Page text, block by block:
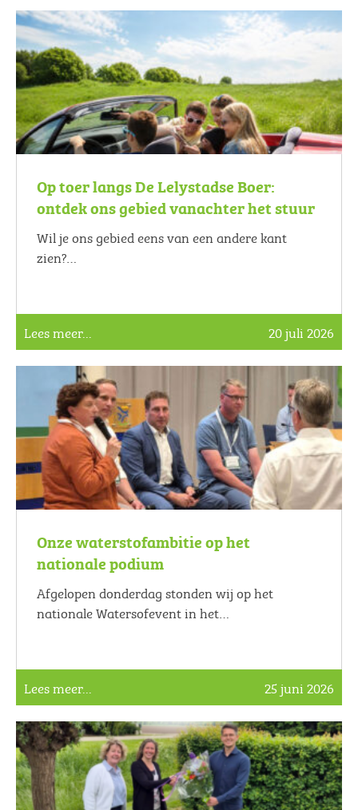
Op toer langs De Lelystadse Boer:
ontdek ons gebied vanachter het stuur
Wil je ons gebied eens van een andere kant
zien?…
Lees meer... 20 juli 2026
Onze waterstofambitie op het
nationale podium
Afgelopen donderdag stonden wij op het
nationale Watersofevent in het…
Lees meer... 25 juni 2026